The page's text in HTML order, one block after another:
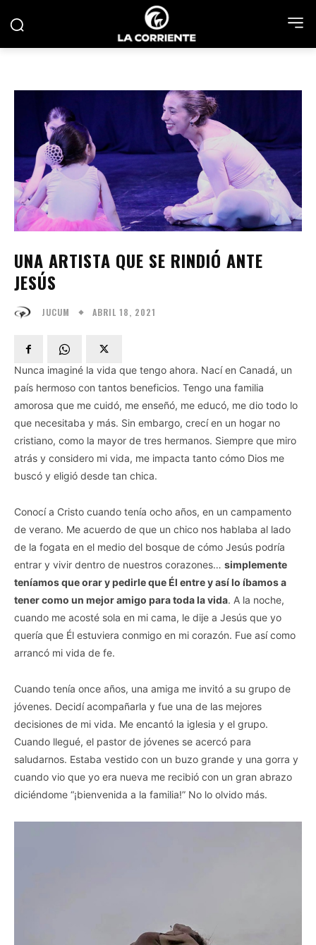
UNA ARTISTA QUE SE RINDIÓ ANTE
JESÚS
JUCUM ABRIL 18, 2021
Nunca imaginé la vida que tengo ahora. Nací en Canadá, un
país hermoso con tantos beneficios. Tengo una familia
amorosa que me cuidó, me enseñó, me educó, me dio todo lo
que necesitaba y más. Sin embargo, crecí en un hogar no
cristiano, como la mayor de tres hermanos. Siempre que miro
atrás y considero mi vida, me impacta tanto cómo Dios me
buscó y eligió desde tan chica.
Conocí a Cristo cuando tenía ocho años, en un campamento
de verano. Me acuerdo de que un chico nos hablaba al lado
de la fogata en el medio del bosque de cómo Jesús podría
entrar y vivir dentro de nuestros corazones… simplemente
teníamos que orar y pedirle que Él entre y así lo íbamos a
tener como un mejor amigo para toda la vida. A la noche,
cuando me acosté sola en mi cama, le dije a Jesús que yo
quería que Él estuviera conmigo en mi corazón. Fue así como
arrancó mi vida de fe.
Cuando tenía once años, una amiga me invitó a su grupo de
jóvenes. Decidí acompañarla y fue una de las mejores
decisiones de mi vida. Me encantó la iglesia y el grupo.
Cuando llegué, el pastor de jóvenes se acercó para
saludarnos. Estaba vestido con un buzo grande y una gorra y
cuando vio que yo era nueva me recibió con un gran abrazo
diciéndome “¡bienvenida a la familia!” No lo olvido más.